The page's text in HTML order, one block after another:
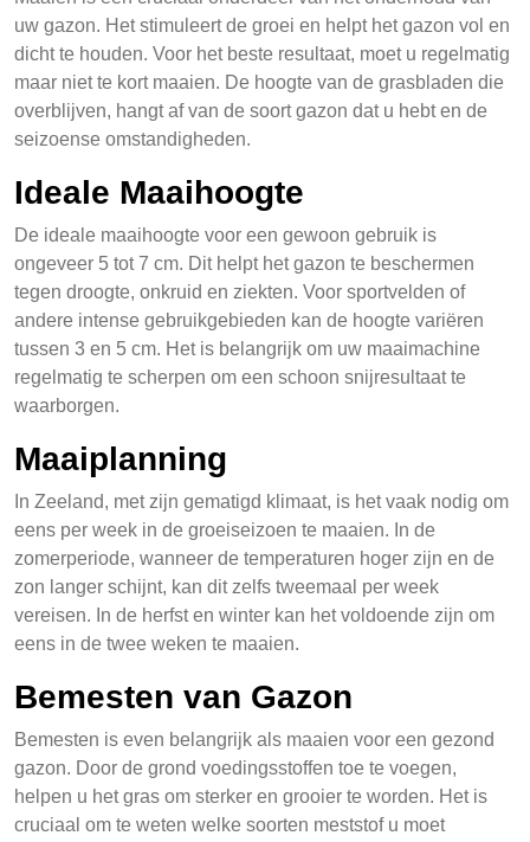
uw gazon. Het stimuleert de groei en helpt het gazon vol en
dicht te houden. Voor het beste resultaat, moet u regelmatig
maar niet te kort maaien. De hoogte van de grasbladen die
overblijven, hangt af van de soort gazon dat u hebt en de
seizoense omstandigheden.
Ideale Maaihoogte
De ideale maaihoogte voor een gewoon gebruik is
ongeveer 5 tot 7 cm. Dit helpt het gazon te beschermen
tegen droogte, onkruid en ziekten. Voor sportvelden of
andere intense gebruikgebieden kan de hoogte variëren
tussen 3 en 5 cm. Het is belangrijk om uw maaimachine
regelmatig te scherpen om een schoon snijresultaat te
waarborgen.
Maaiplanning
In Zeeland, met zijn gematigd klimaat, is het vaak nodig om
eens per week in de groeiseizoen te maaien. In de
zomerperiode, wanneer de temperaturen hoger zijn en de
zon langer schijnt, kan dit zelfs tweemaal per week
vereisen. In de herfst en winter kan het voldoende zijn om
eens in de twee weken te maaien.
Bemesten van Gazon
Bemesten is even belangrijk als maaien voor een gezond
gazon. Door de grond voedingsstoffen toe te voegen,
helpen u het gras om sterker en grooier te worden. Het is
cruciaal om te weten welke soorten meststof u moet